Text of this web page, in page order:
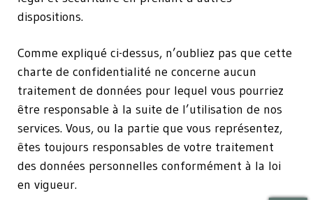
dispositions.
Comme expliqué ci-dessus, n’oubliez pas que cette
charte de confidentialité ne concerne aucun
traitement de données pour lequel vous pourriez
être responsable à la suite de l’utilisation de nos
services. Vous, ou la partie que vous représentez,
êtes toujours responsables de votre traitement
des données personnelles conformément à la loi
en vigueur.